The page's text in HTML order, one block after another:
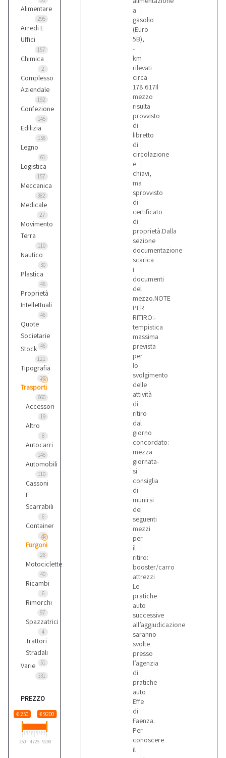
Alimentare
295
Arredi E
Uffici
157
Chimica
2
Complesso
Aziendale
192
Confezione
145
Edilizia
156
Legno
61
Logistica
157
Meccanica
382
Medicale
27
Movimento
Terra
110
Nautico
30
Plastica
46
Proprietà
Intellettuali
46
Quote
Societarie
46
Stock
121
Tipografia
21
Trasporti
660
Accessori
19
Altro
8
Autocarri
146
Automobili
110
Cassoni
E
Scarrabili
6
Container
3
Furgoni
26
Motociclette
40
Ricambi
6
Rimorchi
97
Spazzatrici
4
Trattori
Stradali
51
Varie
331
PREZZO
€ 250 € 9200
250 4725 9200
a
gasolio
(Euro
5B),
-
km
rilevati
circa
178.617Il
mezzo
risulta
provvisto
di
libretto
di
circolazione
e
chiavi,
ma
sprovvisto
di
certificato
di
proprietà.Dalla
sezione
documentazione
scarica
i
documenti
del
mezzo.NOTE
PER
RITIRO:-
tempistica
massima
prevista
per
lo
svolgimento
delle
attività
di
ritiro
dal
giorno
concordato:
mezza
giornata-
si
consiglia
di
munirsi
dei
seguenti
mezzi
per
il
ritiro:
booster/carro
attrezzi
Le
pratiche
auto
successive
all’aggiudicazione
saranno
svolte
presso
l’agenzia
di
pratiche
auto
Effe
di
Faenza.
Per
conoscere
il